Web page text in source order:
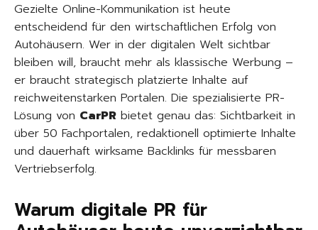
Gezielte Online-Kommunikation ist heute
entscheidend für den wirtschaftlichen Erfolg von
Autohäusern. Wer in der digitalen Welt sichtbar
bleiben will, braucht mehr als klassische Werbung –
er braucht strategisch platzierte Inhalte auf
reichweitenstarken Portalen. Die spezialisierte PR-
Lösung von CarPR bietet genau das: Sichtbarkeit in
über 50 Fachportalen, redaktionell optimierte Inhalte
und dauerhaft wirksame Backlinks für messbaren
Vertriebserfolg.
Warum digitale PR für